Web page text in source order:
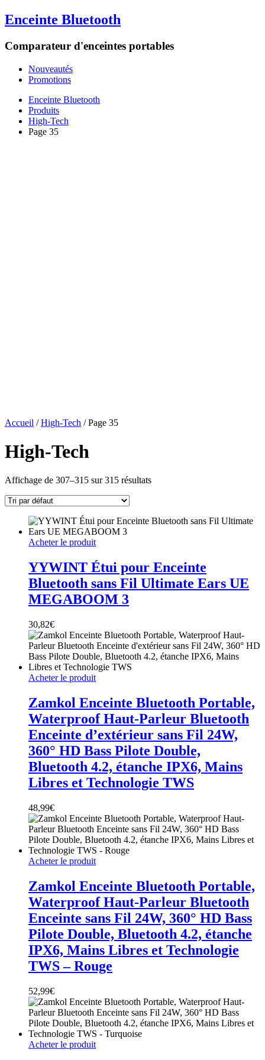
Enceinte Bluetooth
Comparateur d'enceintes portables
Nouveautés
Promotions
Enceinte Bluetooth
Produits
High-Tech
Page 35
Accueil /High-Tech / Page 35
High-Tech
Affichage de 307–315 sur 315 résultats
Acheter le produit
YYWINT Étui pour Enceinte
Bluetooth sans Fil Ultimate Ears UE
MEGABOOM 3
30,82€
Acheter le produit
Zamkol Enceinte Bluetooth Portable,
Waterproof Haut-Parleur Bluetooth
Enceinte d’extérieur sans Fil 24W,
360° HD Bass Pilote Double,
Bluetooth 4.2, étanche IPX6, Mains
Libres et Technologie TWS
48,99€
Acheter le produit
Zamkol Enceinte Bluetooth Portable,
Waterproof Haut-Parleur Bluetooth
Enceinte sans Fil 24W, 360° HD Bass
Pilote Double, Bluetooth 4.2, étanche
IPX6, Mains Libres et Technologie
TWS – Rouge
52,99€
Acheter le produit